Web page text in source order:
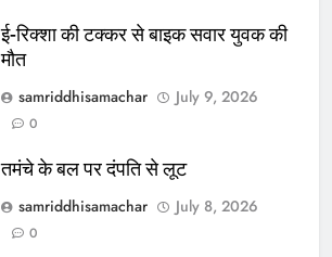
ई-रिक्शा की टक्कर से बाइक सवार युवक की
मौत
samriddhisamachar
July 9, 2026
0
तमंचे के बल पर दंपति से लूट
samriddhisamachar
July 8, 2026
0